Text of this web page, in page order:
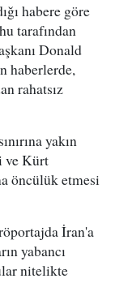
habere göre
tarafından
Donald
haberlerde,
rahatsız
yakın
ve Kürt
öncülük etmesi
İran'a
yabancı
nitelikte